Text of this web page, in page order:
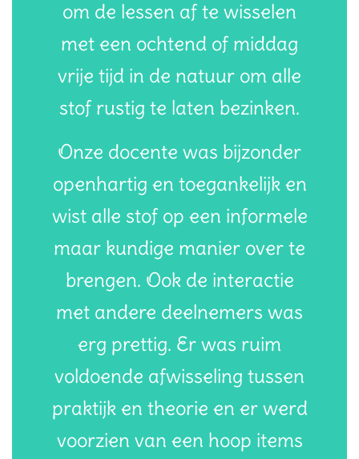
om de lessen af te wisselen
met een ochtend of middag
vrije tijd in de natuur om alle
stof rustig te laten bezinken.
Onze docente was bijzonder
openhartig en toegankelijk en
wist alle stof op een informele
maar kundige manier over te
brengen. Ook de interactie
met andere deelnemers was
erg prettig. Er was ruim
voldoende afwisseling tussen
praktijk en theorie en er werd
voorzien van een hoop items